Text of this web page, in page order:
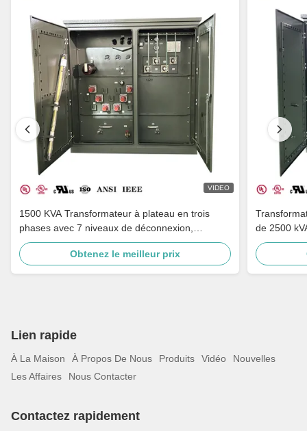
VIDEO
1500 KVA Transformateur à plateau en trois
phases avec 7 niveaux de déconnexion,
adaptation à plusieurs tensions et mise à la terre
Obtenez le meilleur prix
de 2500
ANSI C57
Lien rapide
À La Maison À Propos De Nous Produits Vidéo
Nouvelles
Les Affaires
Nous Contacter
Contactez rapidement